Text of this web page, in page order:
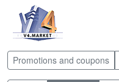
Promotions and coupons